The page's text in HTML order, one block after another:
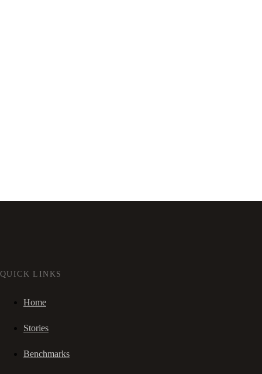
QUICK LINKS
Home
Stories
Benchmarks